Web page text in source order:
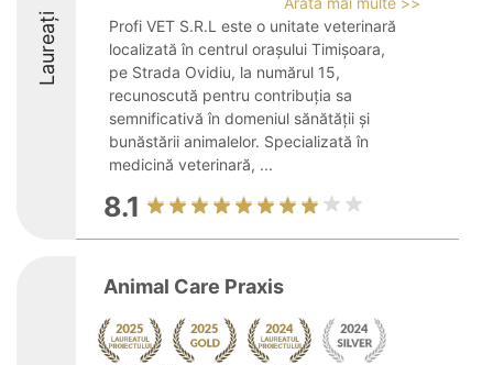
Laureați
Profi VET S.R.L este o unitate veterinară
localizată în centrul orașului Timișoara,
pe Strada Ovidiu, la numărul 15,
recunoscută pentru contribuția sa
semnificativă în domeniul sănătății și
bunăstării animalelor. Specializată în
medicină veterinară, ...
8.1
Animal Care Praxis